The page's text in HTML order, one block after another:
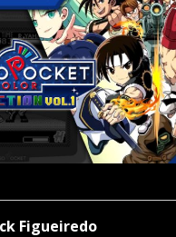
Figueiredo